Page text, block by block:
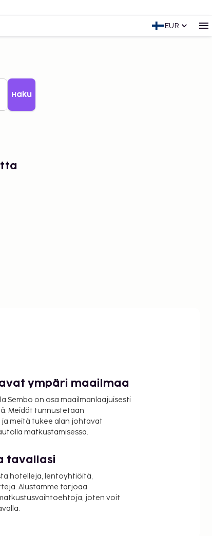
EUR
Haku
ympäri maailmaa
Sembo on osa maailmanlaajuisesti
Meidät tunnustetaan
meitä tukee alan johtavat
matkustamisessa.
tavallasi
hotelleja, lentoyhtiöitä,
Alustamme tarjoaa
joten voit